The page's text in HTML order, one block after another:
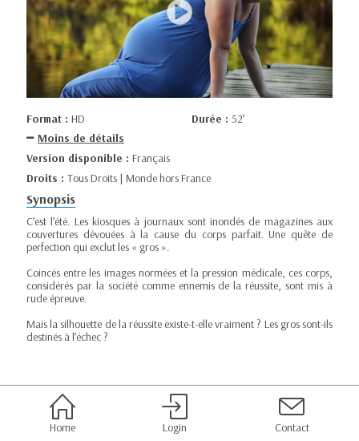
Format : HD Durée : 52’
Moins de détails
Version disponible : Français
Droits : Tous Droits | Monde hors France
Synopsis
C’est l’été. Les kiosques à journaux sont inondés de magazines aux
couvertures dévouées à la cause du corps parfait. Une quête de
perfection qui exclut les « gros ».
Coincés entre les images normées et la pression médicale, ces corps,
considérés par la société comme ennemis de la réussite, sont mis à
rude épreuve.
Mais la silhouette de la réussite existe-t-elle vraiment ? Les gros sont-ils
destinés à l’échec ?
Home Login Contact